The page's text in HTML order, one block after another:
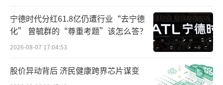
奔赴自然高增长背后，斥资营销加户外市
场火爆成为关键因素。
在近三年发展中，奔赴自然没少在营销层
宁德时代分红61.8亿仍遭行业“去宁德
化” 曾毓群的“尊重考题”该怎么答？
2026-08-07 17:04:53
股价异动背后 济民健康跨界芯片谋变